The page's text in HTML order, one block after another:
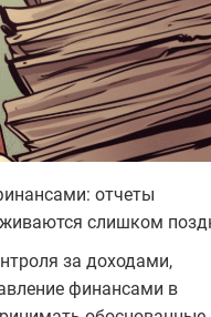
отчеты
слишком
за доходами,
финансами в